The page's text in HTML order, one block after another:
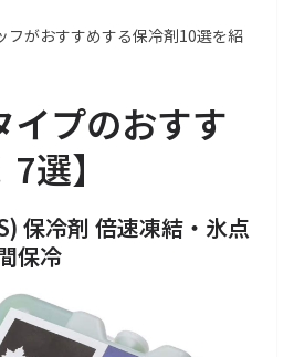
フがおすすめする保冷剤10選を紹
イプのおすす
7選】
保冷剤 倍速凍結・氷点
保冷